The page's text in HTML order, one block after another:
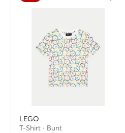
LEGO
T-Shirt · Bunt